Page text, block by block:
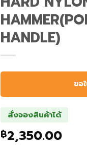
HANDLE)
ขอ
สั่งจองสินค้าได้
฿2,350.00